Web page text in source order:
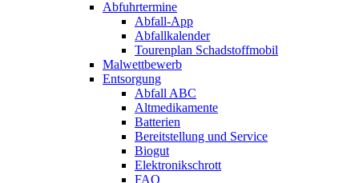
Abfuhrtermine
Abfall-App
Abfallkalender
Tourenplan Schadstoffmobil
Malwettbewerb
Entsorgung
Abfall ABC
Altmedikamente
Batterien
Bereitstellung und Service
Biogut
Elektronikschrott
FAQ